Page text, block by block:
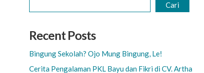
Cari
Recent Posts
Bingung Sekolah? Ojo Mung Bingung, Le!
Cerita Pengalaman PKL Bayu dan Fikri di CV. Artha